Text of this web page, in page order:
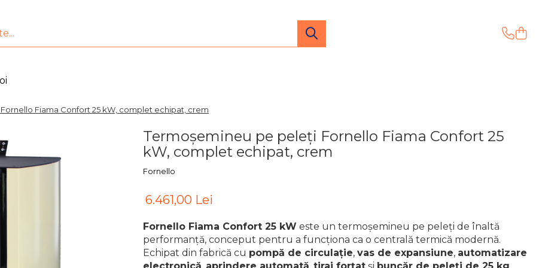
Fiama Confort 25 kW, complet echipat, crem
Termoșemineu pe peleți Fornello Fiama Confort 25
kW, complet echipat, crem
Fornello
6.461,00 Lei
Fornello Fiama Confort 25 kW este un termoșemineu pe peleți de înaltă
performanță, conceput pentru a funcționa ca o centrală termică modernă.
Echipat din fabrică cu pompă de circulație, vas de expansiune, automatizare